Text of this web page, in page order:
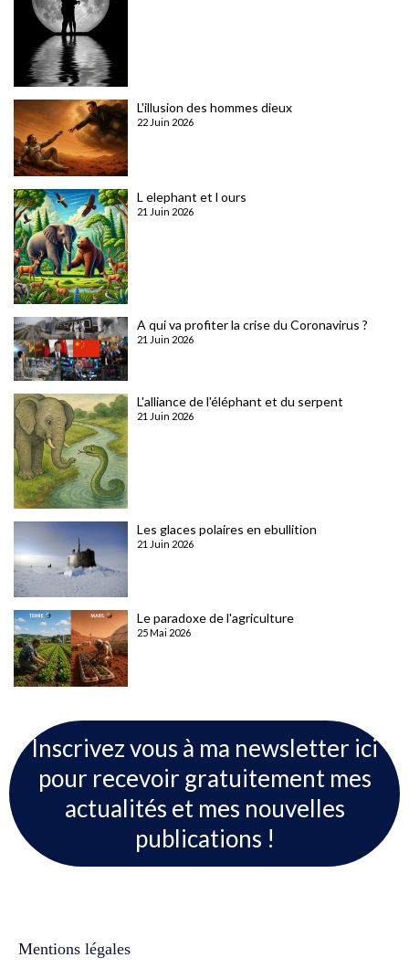
L'illusion des hommes dieux
22 Juin 2026
L elephant et l ours
21 Juin 2026
A qui va profiter la crise du Coronavirus ?
21 Juin 2026
L'alliance de l'éléphant et du serpent
21 Juin 2026
Les glaces polaires en ebullition
21 Juin 2026
Le paradoxe de l'agriculture
25 Mai 2026
Inscrivez vous à ma newsletter ici
pour recevoir gratuitement mes
actualités et mes nouvelles
publications !
Mentions légales